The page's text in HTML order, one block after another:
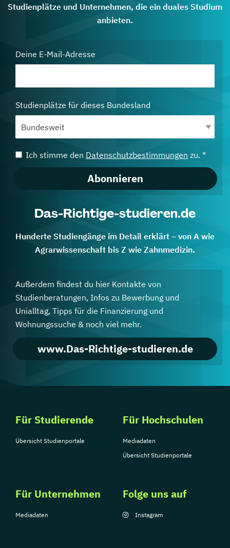
Studienplätze und Unternehmen, die ein duales Studium
anbieten.
Deine E-Mail-Adresse
Studienplätze für dieses Bundesland
Ich stimme den Datenschutzbestimmungen zu. *
Abonnieren
Das-Richtige-studieren.de
Hunderte Studiengänge im Detail erklärt – von A wie
Agrarwissenschaft bis Z wie Zahnmedizin.
Außerdem findest du hier Kontakte von
Studienberatungen, Infos zu Bewerbung und
Unialltag, Tipps für die Finanzierung und
Wohnungssuche & noch viel mehr.
www.Das-Richtige-studieren.de
Für Studierende
Übersicht Studienportale
Für Hochschulen
Mediadaten
Übersicht Studienportale
Für Unternehmen
Mediadaten
Folge uns auf
Instagram